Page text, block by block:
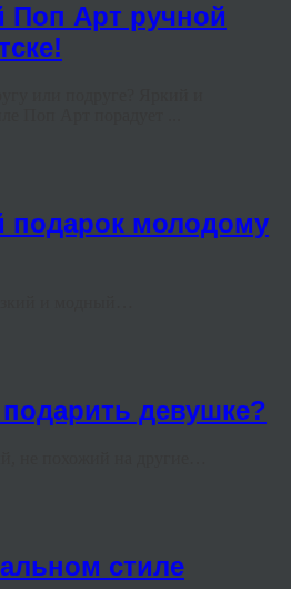
Арт ручной
подарок молодому
девушке?
стиле